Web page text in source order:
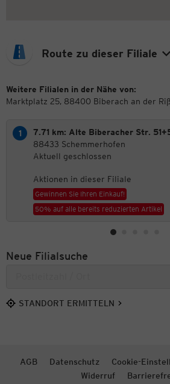
Route zu dieser Filiale
Weitere Filialen in der Nähe von:
Marktplatz 25, 88400 Biberach an der Riß
7.71 km: Alte Biberacher Str.
88433 Schemmerhofen
Aktuell geschlossen
Aktionen in dieser Filiale
Gewinnen Sie Ihren Einkauf!
50% auf alle bereits reduzierten Artikel
Neue Filialsuche
STANDORT ERMITTELN
AGB Datenschutz Cookie-
Widerruf